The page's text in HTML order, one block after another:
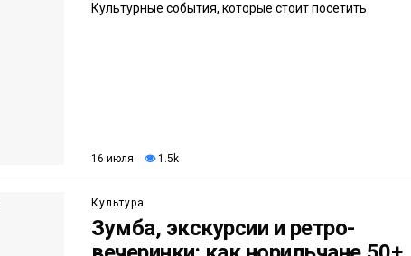
Культурные события, которые стоит посетить
16 июля 1.5k
Культура
Зумба, экскурсии и ретро-